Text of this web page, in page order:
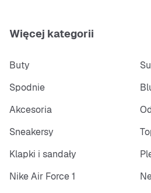
Więcej kategorii
Buty
Spodnie
Akcesoria
Sneakersy
Klapki i sandały
Nike Air Force 1